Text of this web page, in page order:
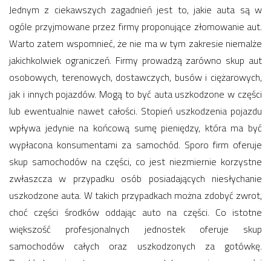
Jednym z ciekawszych zagadnień jest to, jakie auta są w
ogóle przyjmowane przez firmy proponujące złomowanie aut.
Warto zatem wspomnieć, że nie ma w tym zakresie niemalże
jakichkolwiek ograniczeń. Firmy prowadzą zarówno skup aut
osobowych, terenowych, dostawczych, busów i ciężarowych,
jak i innych pojazdów. Mogą to być auta uszkodzone w części
lub ewentualnie nawet całości. Stopień uszkodzenia pojazdu
wpływa jedynie na końcową sumę pieniędzy, która ma być
wypłacona konsumentami za samochód. Sporo firm oferuje
skup samochodów na części, co jest niezmiernie korzystne
zwłaszcza w przypadku osób posiadających niesłychanie
uszkodzone auta. W takich przypadkach można zdobyć zwrot,
choć części środków oddając auto na części. Co istotne
większość profesjonalnych jednostek oferuje skup
samochodów całych oraz uszkodzonych za gotówkę.